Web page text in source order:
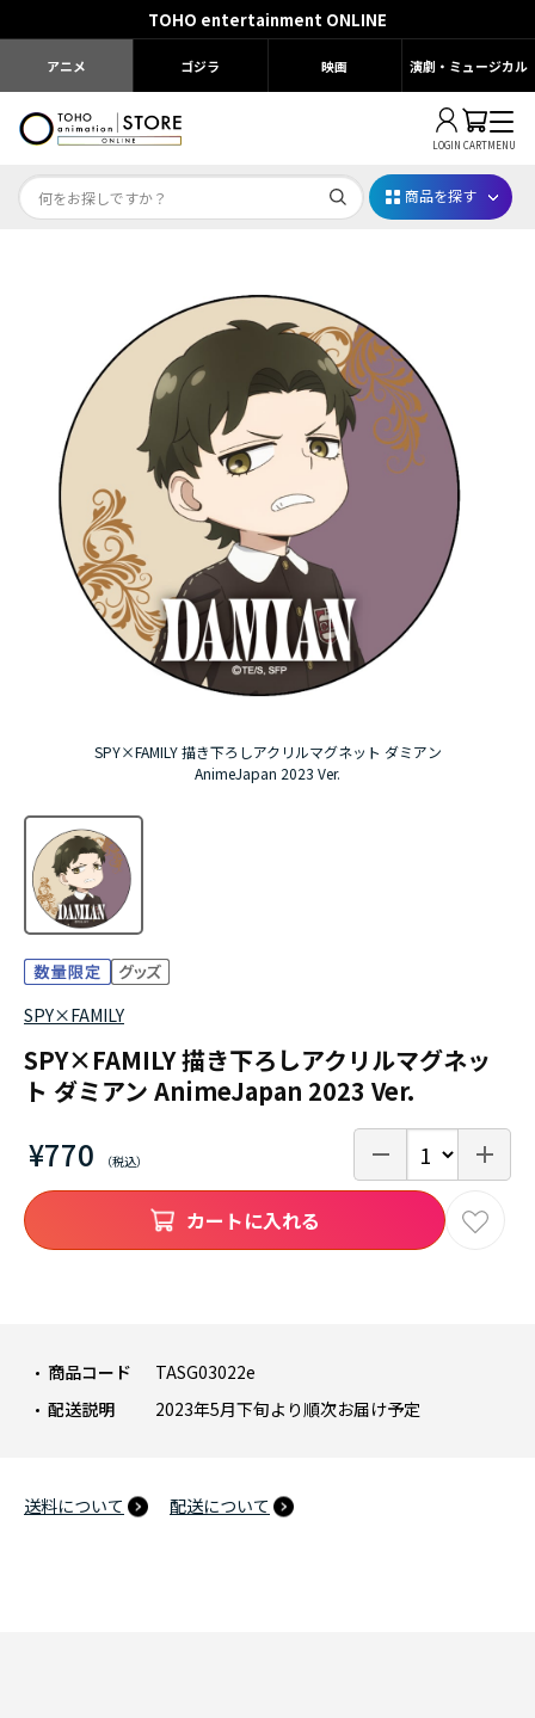
TOHO entertainment ONLINE
アニメ ゴジラ 映画 演劇・ミュージカル
LOGIN CARTMENU
映画ちいかわ
じゅじゅフェス 2026
薬屋のひとりごと 夏の園遊会2026
名探偵コナン
アニメ『僕のヒーローアカデミア』10周年
ハイキュー!!ジャージ＆ユニフォーム
『ふつつかな悪女ではございますが ～雛宮蝶鼠と
商品を探す
SPY×FAMILY 描き下ろしアクリルマグネット ダミアン
AnimeJapan 2023 Ver.
SPY×FAMILY
SPY×FAMILY 描き下ろしアクリルマグネッ
ト ダミアン AnimeJapan 2023 Ver.
¥770
商品コード
TASG03022e
配送説明
2023年5月下旬より順次お届け予定
送料について 配送について
カートに入れる